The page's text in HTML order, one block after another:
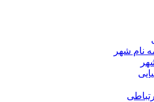
نام شهر